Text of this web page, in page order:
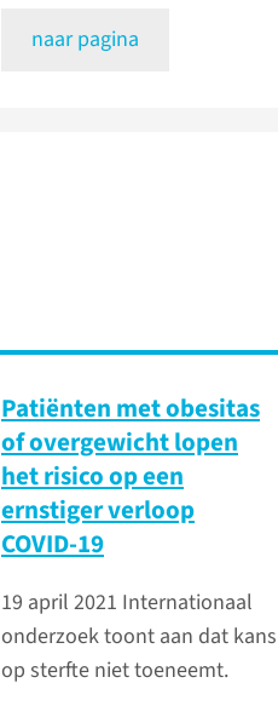
naar pagina
Patiënten met obesitas
of overgewicht lopen
het risico op een
ernstiger verloop
COVID-19
19 april 2021 Internationaal
onderzoek toont aan dat kans
op sterfte niet toeneemt.